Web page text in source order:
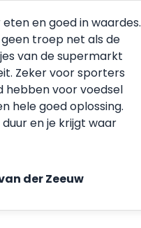
en goed in waardes.
troep net als de
van de supermarkt
Zeker voor sporters
hebben voor voedsel
hele goed oplossing.
en je krijgt waar
der Zeeuw